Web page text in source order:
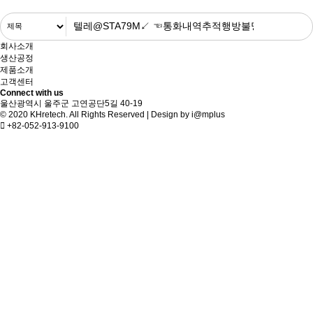
회사소개
생산공정
제품소개
고객센터
Connect with us
울산광역시 울주군 고연공단5길 40-19
© 2020 KHretech. All Rights Reserved | Design by i@mplus
+82-052-913-9100